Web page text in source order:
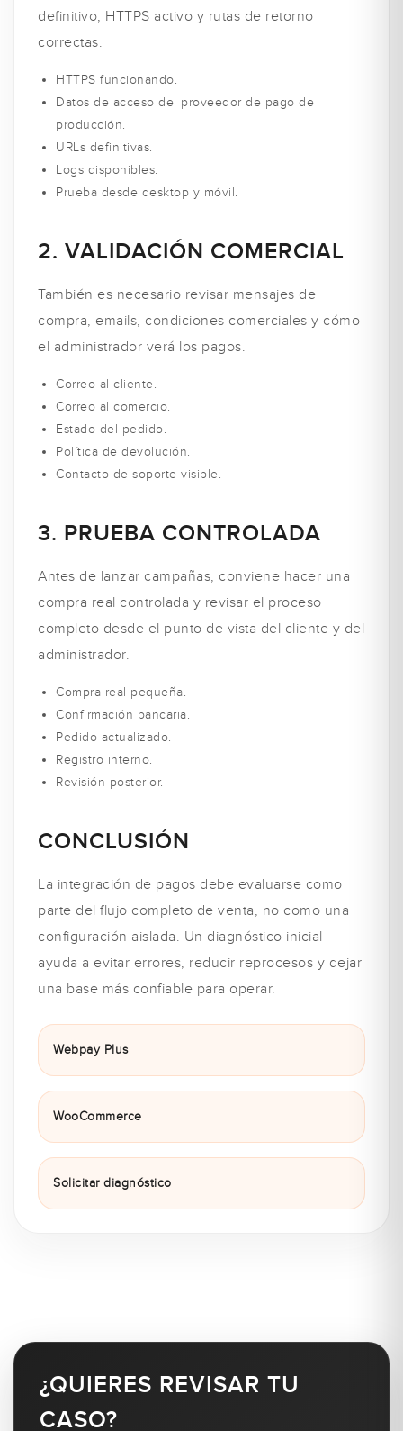
definitivo, HTTPS activo y rutas de retorno
correctas.
HTTPS funcionando.
Datos de acceso del proveedor de pago de
producción.
URLs definitivas.
Logs disponibles.
Prueba desde desktop y móvil.
2. VALIDACIÓN COMERCIAL
También es necesario revisar mensajes de
compra, emails, condiciones comerciales y cómo
el administrador verá los pagos.
Correo al cliente.
Correo al comercio.
Estado del pedido.
Política de devolución.
Contacto de soporte visible.
3. PRUEBA CONTROLADA
Antes de lanzar campañas, conviene hacer una
compra real controlada y revisar el proceso
completo desde el punto de vista del cliente y del
administrador.
Compra real pequeña.
Confirmación bancaria.
Pedido actualizado.
Registro interno.
Revisión posterior.
CONCLUSIÓN
La integración de pagos debe evaluarse como
parte del flujo completo de venta, no como una
configuración aislada. Un diagnóstico inicial
ayuda a evitar errores, reducir reprocesos y dejar
una base más confiable para operar.
Webpay Plus
WooCommerce
Solicitar diagnóstico
¿QUIERES REVISAR TU
CASO?